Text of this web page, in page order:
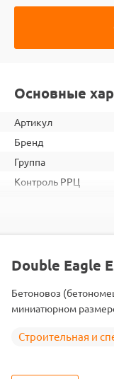
Основные
Артикул
Бренд
Группа
Контроль РРЦ
ШтрихКод
Double Eagle
Бетоновоз
миниатюрном
Строительная и